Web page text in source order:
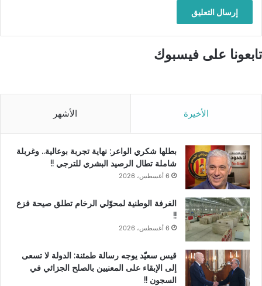
تابعونا على فيسبوك
الأخيرة الأشهر
بطلها شكري الواعر: نهاية تجربة بوعالية.. وغربلة
شاملة تطال الرصيد البشري للترجي !!
6 أغسطس، 2026
الغرفة الوطنية لمحوّلي الرخام تطلق صيحة فزع
!!
6 أغسطس، 2026
قيس سعيّد يوجه رسالة طمئنة: الدولة لا تسعى
إلى الإبقاء على المعنيين بالصلح الجزائي في
السجون !!